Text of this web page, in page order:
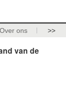
Over ons >>
van de